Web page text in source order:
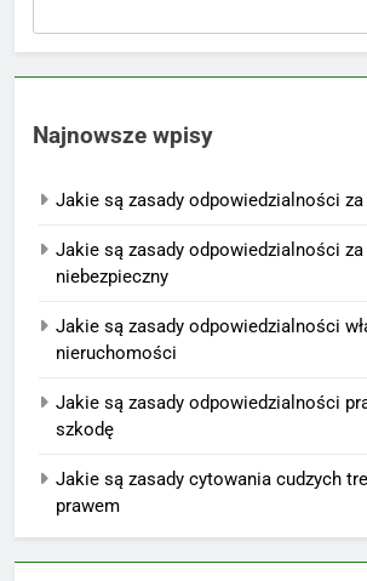
Najnowsze wpisy
Jakie są zasady odpowiedzialności
Jakie są zasady odpowiedzialności
niebezpieczny
Jakie są zasady odpowiedzialności
nieruchomości
Jakie są zasady odpowiedzialności
szkodę
Jakie są zasady cytowania cudzych
prawem